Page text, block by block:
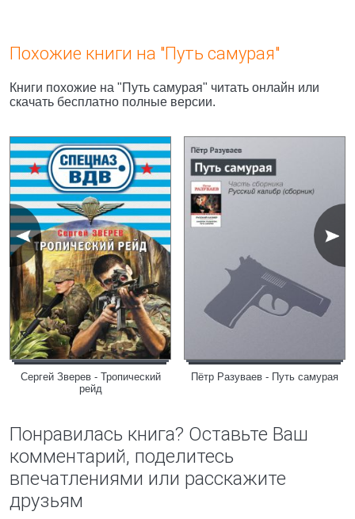
Похожие книги на "Путь самурая"
Книги похожие на "Путь самурая" читать онлайн или
скачать бесплатно полные версии.
Сергей Зверев - Тропический
рейд
Пётр Разуваев - Путь самурая
Понравилась книга? Оставьте Ваш
комментарий, поделитесь
впечатлениями или расскажите
друзьям